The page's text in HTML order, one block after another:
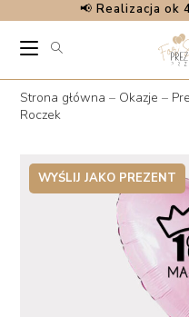
content
📢 Realizacja ok
Strona główna – Okazje –
Roczek
WYŚLIJ JAKO PREZENT